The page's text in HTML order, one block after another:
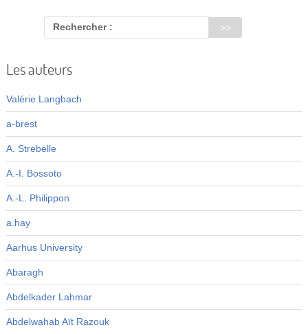
Rechercher :
Les auteurs
Valérie Langbach
a-brest
A. Strebelle
A.-I. Bossoto
A.-L. Philippon
a.hay
Aarhus University
Abaragh
Abdelkader Lahmar
Abdelwahab Aït Razouk